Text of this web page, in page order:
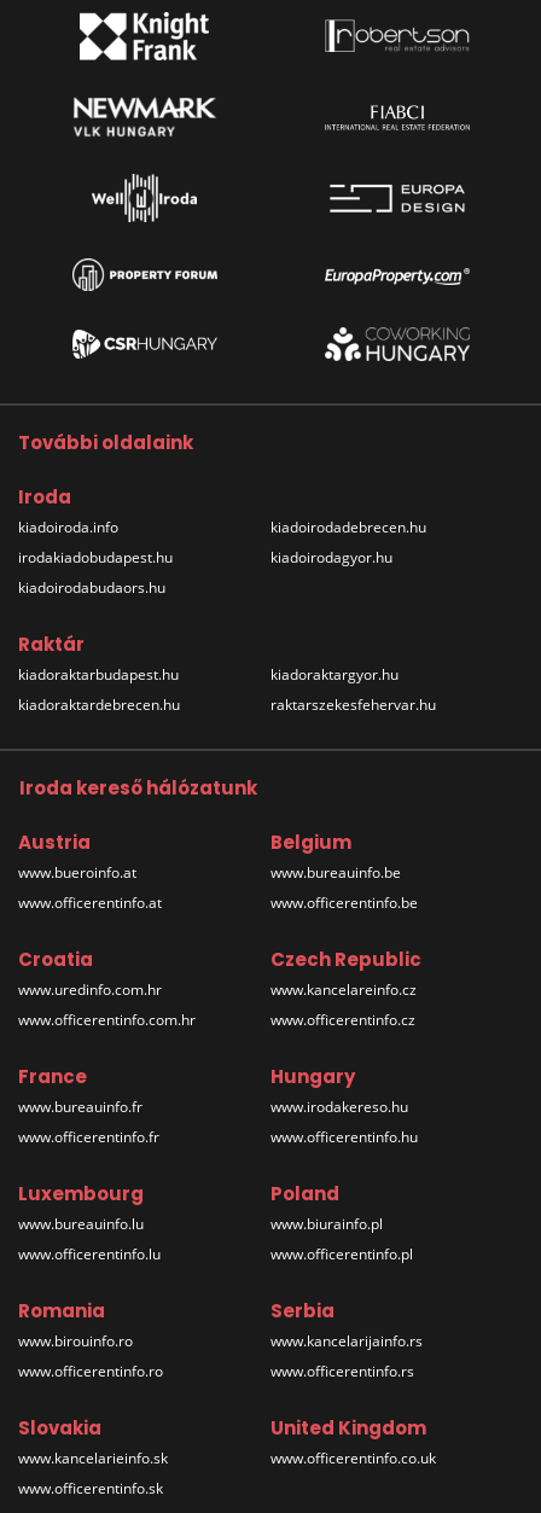
További oldalaink
Iroda
kiadoiroda.info
irodakiadobudapest.hu
kiadoirodabudaors.hu
kiadoirodadebrecen.hu
kiadoirodagyor.hu
Raktár
kiadoraktarbudapest.hu
kiadoraktardebrecen.hu
kiadoraktargyor.hu
raktarszekesfehervar.hu
Iroda kereső hálózatunk
Austria
www.bueroinfo.at
www.officerentinfo.at
Belgium
www.bureauinfo.be
www.officerentinfo.be
Croatia
www.uredinfo.com.hr
www.officerentinfo.com.hr
Czech Republic
www.kancelareinfo.cz
www.officerentinfo.cz
France
www.bureauinfo.fr
www.officerentinfo.fr
Hungary
www.irodakereso.hu
www.officerentinfo.hu
Luxembourg
www.bureauinfo.lu
www.officerentinfo.lu
Poland
www.biurainfo.pl
www.officerentinfo.pl
Romania
www.birouinfo.ro
www.officerentinfo.ro
Serbia
www.kancelarijainfo.rs
www.officerentinfo.rs
Slovakia
www.kancelarieinfo.sk
www.officerentinfo.sk
United Kingdom
www.officerentinfo.co.uk